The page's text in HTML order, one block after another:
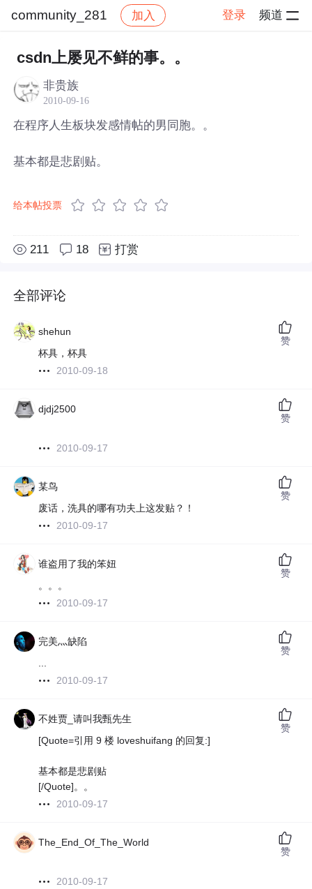
community_281 加入 登录 频道
community_281
csdn上屡见不鲜的事。。
非贵族
2010-09-16
在程序人生板块发感情帖的男同胞。。
基本都是悲剧贴。
给本帖投票
211 18 打赏
全部评论
shehun
杯具，杯具
2010-09-18
赞
djdj2500
2010-09-17
赞
某鸟
废话，洗具的哪有功夫上这发贴？！
2010-09-17
赞
谁盗用了我的笨妞
。。。
2010-09-17
赞
完美灬缺陷
...
2010-09-17
赞
不姓贾_请叫我甄先生
[Quote=引用 9 楼 loveshuifang 的回复:]
基本都是悲剧贴
[/Quote]。。
2010-09-17
赞
The_End_Of_The_World
2010-09-17
赞